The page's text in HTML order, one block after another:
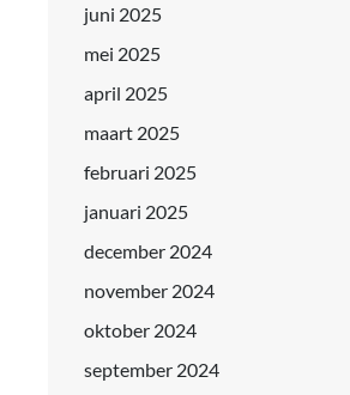
juni 2025
mei 2025
april 2025
maart 2025
februari 2025
januari 2025
december 2024
november 2024
oktober 2024
september 2024